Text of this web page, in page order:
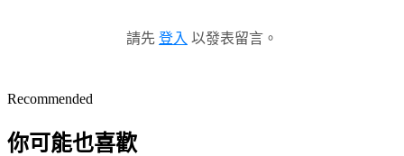
請先 登入 以發表留言。
Recommended
你可能也喜歡